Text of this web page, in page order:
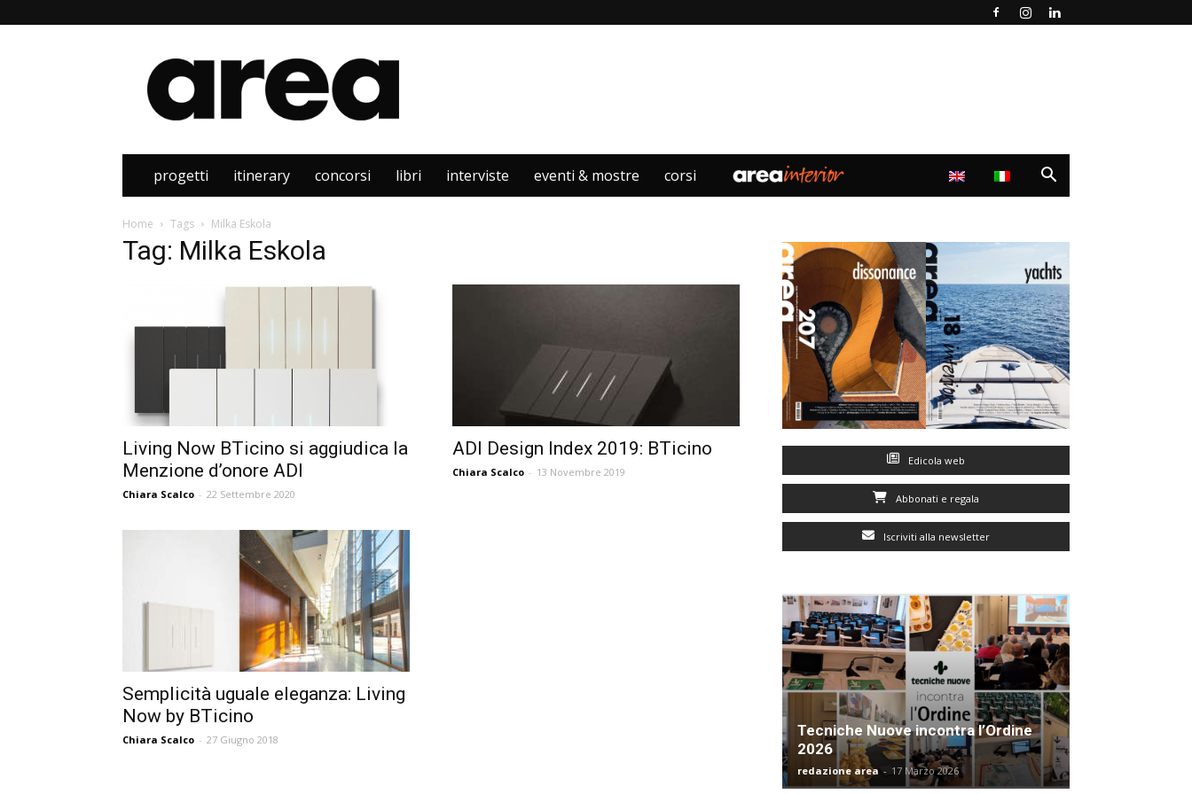
Area
progetti itinerary concorsi libri interviste eventi & mostre corsi
Home Tags Milka Eskola
Tag: Milka Eskola
Living Now BTicino si aggiudica la
Menzione d’onore ADI
Chiara Scalco - 22 Settembre 2020
ADI Design Index 2019: BTicino
Chiara Scalco - 13 Novembre 2019
Semplicità uguale eleganza: Living
Now by BTicino
Chiara Scalco - 27 Giugno 2018
Edicola web
Abbonati e regala
Iscriviti alla newsletter
Tecniche Nuove incontra l’Ordine
2026
redazione area - 17 Marzo 2026